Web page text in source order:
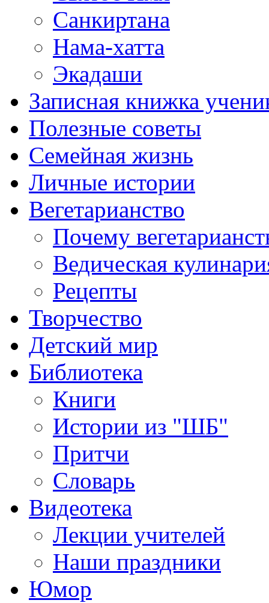
Санкиртана
Нама-хатта
Экадаши
Записная книжка
Полезные советы
Семейная жизнь
Личные истории
Вегетарианство
Почему
Ведическая
Рецепты
Творчество
Детский мир
Библиотека
Книги
Истории из "ШБ"
Притчи
Словарь
Видеотека
Лекции учителей
Наши праздники
Юмор